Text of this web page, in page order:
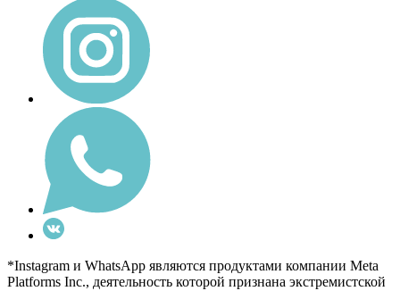
*Instagram и WhatsApp являются продуктами компании Meta
Platforms Inc., деятельность которой признана экстремистской